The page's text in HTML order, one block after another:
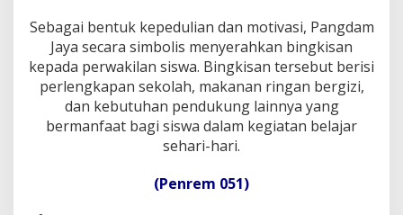
C
i
p
i
n
a
n
Sebagai bentuk kepedulian dan motivasi, Pangdam
Jaya secara simbolis menyerahkan bingkisan
kepada perwakilan siswa. Bingkisan tersebut berisi
perlengkapan sekolah, makanan ringan bergizi,
dan kebutuhan pendukung lainnya yang
bermanfaat bagi siswa dalam kegiatan belajar
sehari-hari.
(Penrem 051)